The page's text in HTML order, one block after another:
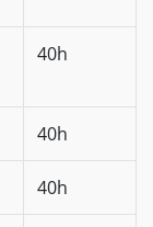
40h
40h
40h